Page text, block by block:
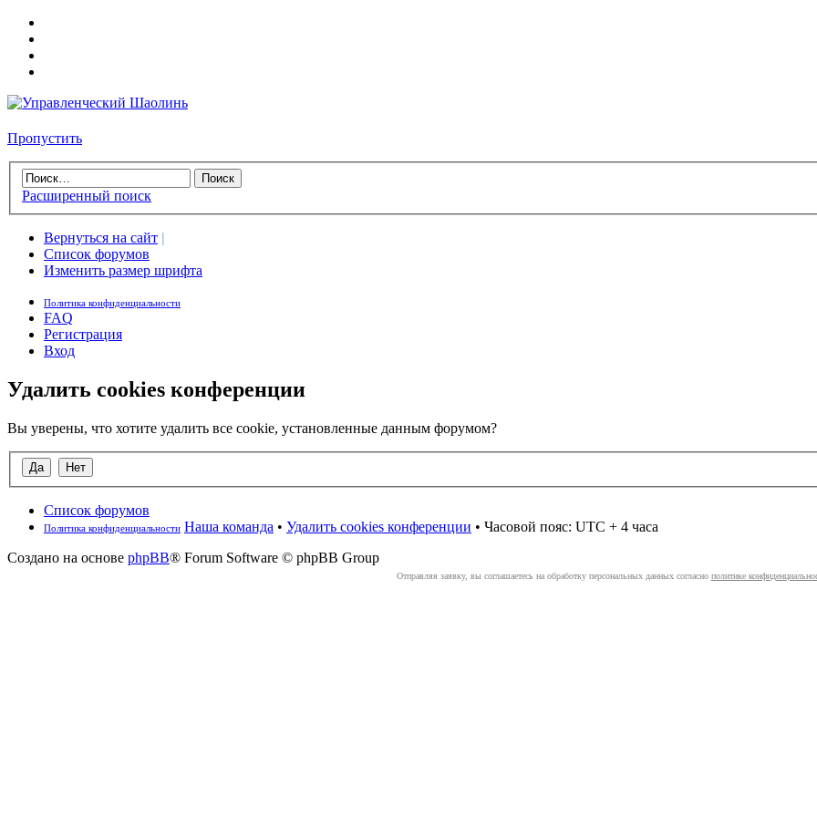
Пропустить
Расширенный поиск
Вернуться на сайт |
Список форумов
Изменить размер шрифта
Политика конфиденциальности
FAQ
Регистрация
Вход
Удалить cookies конференции
Вы уверены, что хотите удалить все cookie, установленные данным форумом?
Список форумов
Политика конфиденциальности Наша команда • Удалить cookies конференции • Часовой пояс: UTC + 4 часа
Создано на основе phpBB® Forum Software © phpBB Group
Отправляя заявку, вы соглашаетесь на обработку персональных данных согласно политике